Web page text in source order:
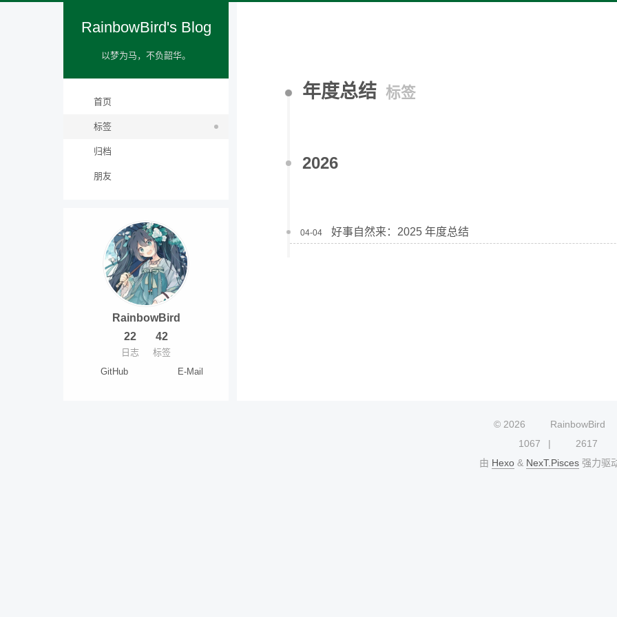
RainbowBird's Blog
以梦为马，不负韶华。
首页
标签
归档
朋友
RainbowBird
22
日志
42
标签
GitHub
E-Mail
年度总结 标签
2026
04-04 好事自然来：2025 年度总结
© 2026
RainbowBird
1067
2617
由 Hexo& NexT.Pisces强力驱